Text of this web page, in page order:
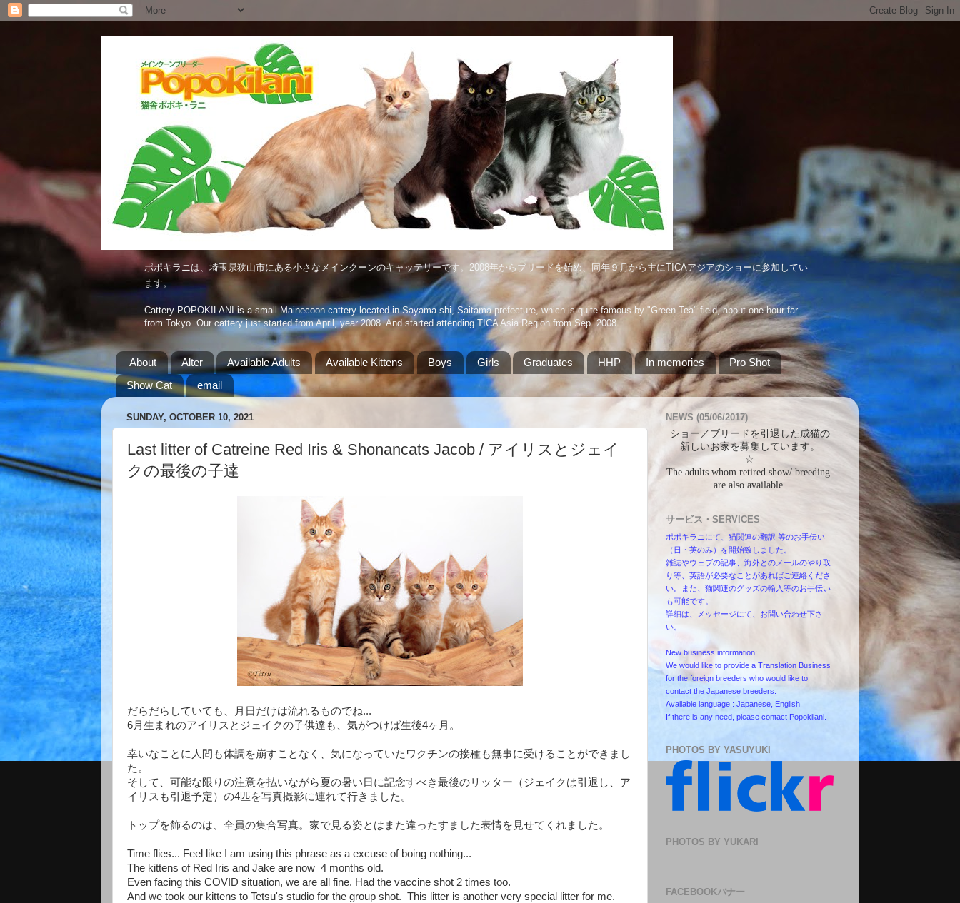
ポポキラニは、埼玉県狭山市にある小さなメインクーンのキャッテリーです。2008年からブリードを始め、同年９月から主にTICAアジアのショーに参加してい
ます。
Cattery POPOKILANI is a small Mainecoon cattery located in Sayama-shi, Saitama prefecture, which is quite famous by "Green Tea" field, about one hour far
from Tokyo. Our cattery just started from April, year 2008. And started attending TICA Asia Region from Sep. 2008.
About Alter Available Adults Available Kittens Boys Girls Graduates HHP In memories
Pro Shot
Show Cat
email
SUNDAY, OCTOBER 10, 2021
Last litter of Catreine Red Iris & Shonancats Jacob / アイリスとジェイ
クの最後の子達
だらだらしていても、月日だけは流れるものでね...
6月生まれのアイリスとジェイクの子供達も、気がつけば生後4ヶ月。
幸いなことに人間も体調を崩すことなく、気になっていたワクチンの接種も無事に受けることができまし
た。
そして、可能な限りの注意を払いながら夏の暑い日に記念すべき最後のリッター（ジェイクは引退し、ア
イリスも引退予定）の4匹を写真撮影に連れて行きました。
トップを飾るのは、全員の集合写真。家で見る姿とはまた違ったすました表情を見せてくれました。
Time flies... Feel like I am using this phrase as a excuse of boing nothing...
The kittens of Red Iris and Jake are now 4 months old.
Even facing this COVID situation, we are all fine. Had the vaccine shot 2 times too.
And we took our kittens to Tetsu's studio for the group shot. This litter is another very special litter for me.
NEWS (05/06/2017)
ショー／ブリードを引退した成猫の
新しいお家を募集しています。
☆
The adults whom retired show/ breeding
are also available.
サービス・SERVICES
ポポキラニにて、猫関連の翻訳 等のお手伝い
（日・英のみ）を開始致しました。
雑誌やウェブの記事、海外とのメールのやり取
り等、英語が必要なことがあればご連絡くださ
い。また、猫関連のグッズの輸入等のお手伝い
も可能です。
詳細は、メッセージにて、お問い合わせ下さ
い。
New business information:
We would like to provide a Translation Business
for the foreign breeders who would like to
contact the Japanese breeders.
Available language : Japanese, English
If there is any need, please contact Popokilani.
PHOTOS BY YASUYUKI
PHOTOS BY YUKARI
FACEBOOKバナー